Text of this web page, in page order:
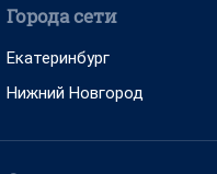
Города сети
Екатеринбург
Нижний Новгород